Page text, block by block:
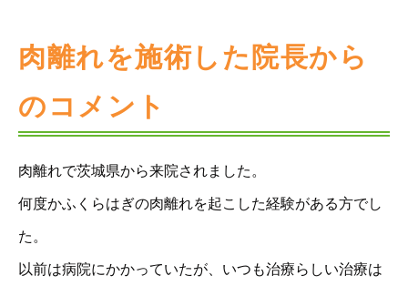
肉離れを施術した院長から
のコメント
肉離れで茨城県から来院されました。
何度かふくらはぎの肉離れを起こした経験がある方でし
た。
以前は病院にかかっていたが、いつも治療らしい治療は